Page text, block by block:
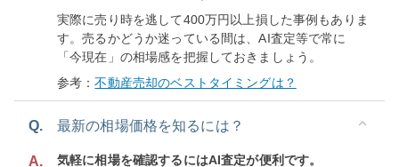
実際に売り時を逃して400万円以上損した事例もありま
す。売るかどうか迷っている間は、AI査定等で常に
「今現在」の相場感を把握しておきましょう。
参考：不動産売却のベストタイミングは？
Q. 最新の相場価格を知るには？
A.
気軽に相場を確認するにはAI査定が便利です。